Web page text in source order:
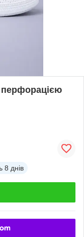
перфорацією
8 днів